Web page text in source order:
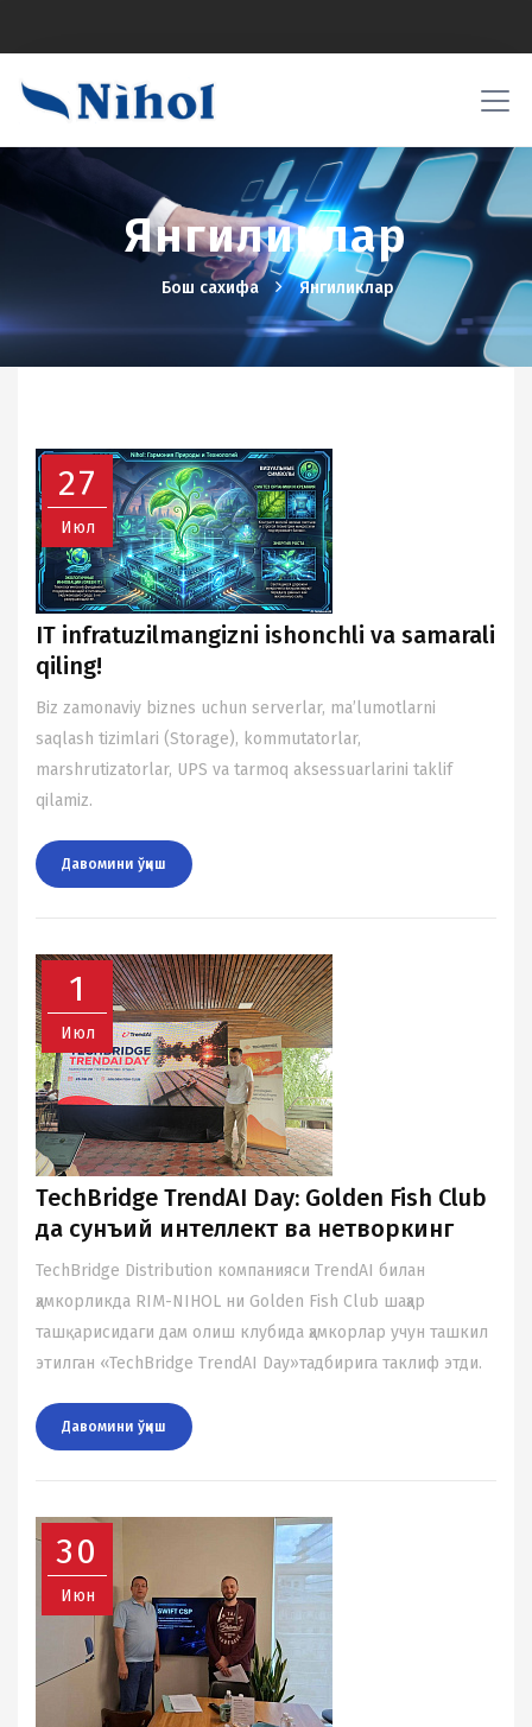
Янгиликлар
Бош сахифа Янгиликлар
27
Июл
IT infratuzilmangizni ishonchli va samarali
qiling!
Biz zamonaviy biznes uchun serverlar, ma’lumotlarni
saqlash tizimlari (Storage), kommutatorlar,
marshrutizatorlar, UPS va tarmoq aksessuarlarini taklif
qilamiz.
Давомини ўқиш
1
Июл
TechBridge TrendAI Day: Golden Fish Club
да сунъий интеллект ва нетворкинг
TechBridge Distribution компанияси TrendAI билан
ҳамкорликда RIM-NIHOL ни Golden Fish Club шаҳар
ташқарисидаги дам олиш клубида ҳамкорлар учун ташкил
этилган «TechBridge TrendAI Day»тадбирига таклиф этди.
Давомини ўқиш
30
Июн